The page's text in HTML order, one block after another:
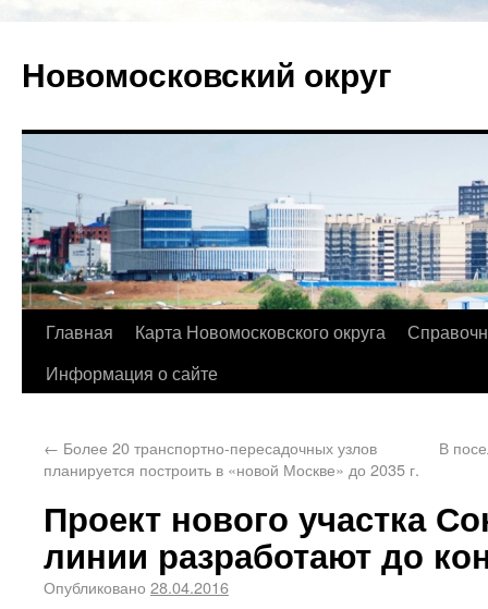
Новомосковский округ
Главная Карта Новомосковского округа
Информация о сайте
← Более 20 транспортно-пересадочных узлов
планируется построить в «новой Москве» до 2035 г.
В
Проект нового участка
линии разработают до
Опубликовано 28.04.2016